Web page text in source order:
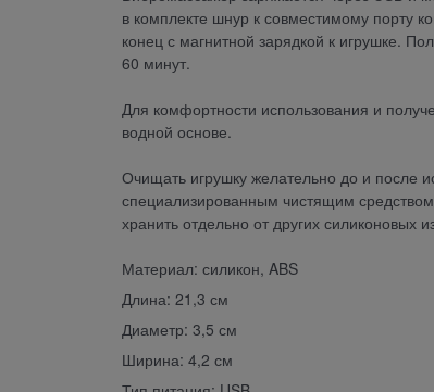
в комплекте шнур к совместимому порту
конец с магнитной зарядкой к игрушке.
60 минут.
Для комфортности использования и
водной основе.
Очищать игрушку желательно до и после
специализированным чистящим
хранить отдельно от других силиконовых
Материал: силикон, ABS
Длина: 21,3 см
Диаметр: 3,5 см
Ширина: 4,2 см